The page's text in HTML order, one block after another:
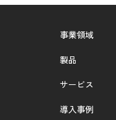
事業領域
製品
サービス
導入事例